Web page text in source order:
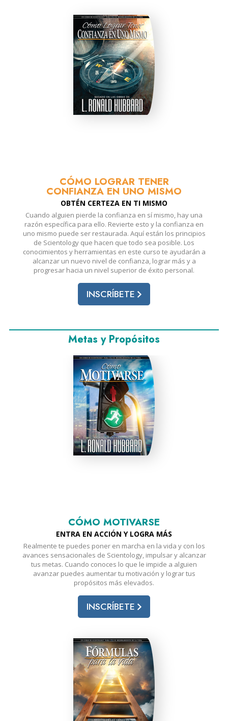
CÓMO LOGRAR TENER
CONFIANZA EN UNO MISMO
OBTÉN CERTEZA EN TI MISMO
Cuando alguien pierde la confianza en sí mismo, hay una
razón específica para ello. Revierte esto y la confianza en
uno mismo puede ser restaurada. Aquí están los principios
de Scientology que hacen que todo sea posible. Los
conocimientos y herramientas en este curso te ayudarán a
alcanzar un nuevo nivel de confianza, lograr más y a
progresar hacia un nivel superior de éxito personal.
INSCRÍBETE
Metas y Propósitos
CÓMO MOTIVARSE
ENTRA EN ACCIÓN Y LOGRA MÁS
Realmente te puedes poner en marcha en la vida y con los
avances sensacionales de Scientology, impulsar y alcanzar
tus metas. Cuando conoces lo que le impide a alguien
avanzar puedes aumentar tu motivación y lograr tus
propósitos más elevados.
INSCRÍBETE